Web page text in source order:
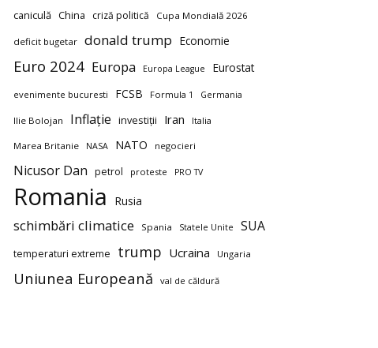
caniculă China criză politică Cupa Mondială 2026
deficit bugetar donald trump Economie
Euro 2024 Europa Europa League Eurostat
evenimente bucuresti FCSB Formula 1 Germania
Ilie Bolojan Inflație investiții Iran Italia
Marea Britanie NASA NATO negocieri
Nicusor Dan petrol proteste PRO TV
Romania Rusia
schimbări climatice Spania Statele Unite SUA
temperaturi extreme trump Ucraina Ungaria
Uniunea Europeană val de căldură